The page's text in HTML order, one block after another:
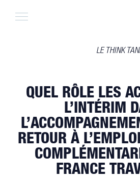
LE THINK
QUEL RÔLE LES
L’INTÉRIM
RETOUR À
FRANCE